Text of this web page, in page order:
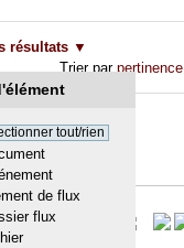
résultats
tout/rien
de flux
flux
Trier par pertinence